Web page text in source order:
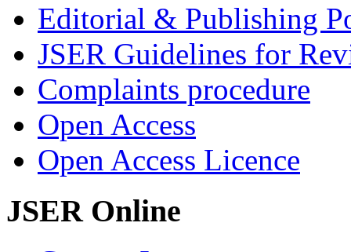
Editorial & Publishing
JSER Guidelines for
Complaints procedure
Open Access
Open Access Licence
JSER Online